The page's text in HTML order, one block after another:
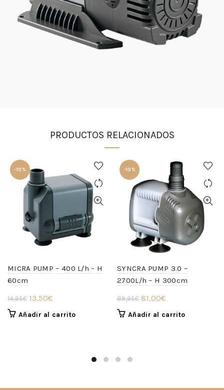
PRODUCTOS RELACIONADOS
-10%
MICRA PUMP – 400 L/h – H
60cm
14,95€ El
precio
13,50€
precio
Añadir al carrito
-10%
SYNCRA PUMP 3.0 –
2700L/h – H 300cm
89,95€ El
precio
81,00€
precio
Añadir al carrito